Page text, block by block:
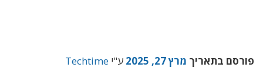
פורסם בתאריך מרץ 27, 2025 ע"י Techtime